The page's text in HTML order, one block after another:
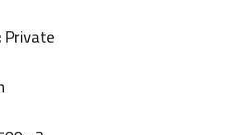
Private